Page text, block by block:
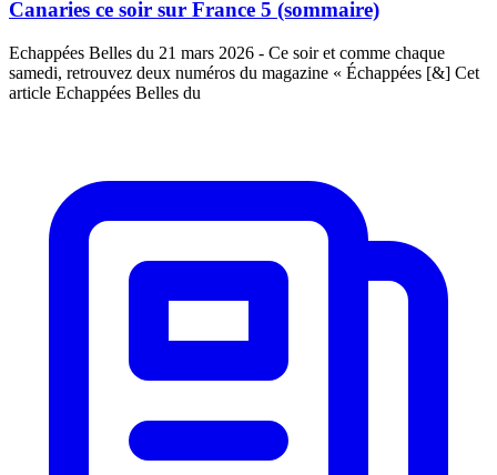
Canaries ce soir sur France 5 (sommaire)
Echappées Belles du 21 mars 2026 - Ce soir et comme chaque
samedi, retrouvez deux numéros du magazine « Échappées [&] Cet
article Echappées Belles du